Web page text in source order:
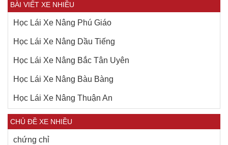
BÀI VIẾT XE NHIỀU
Học Lái Xe Nâng Phú Giáo
Học Lái Xe Nâng Dầu Tiếng
Học Lái Xe Nâng Bắc Tân Uyên
Học Lái Xe Nâng Bàu Bàng
Học Lái Xe Nâng Thuận An
CHỦ ĐỀ XE NHIỀU
chứng chỉ